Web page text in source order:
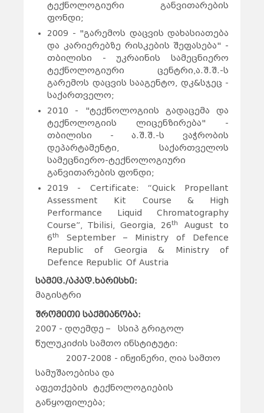
ტექნოლოგიური განვითარების
ფონდი;
2009 - "გარემოს დაცვის დახასიათება
და კარიერებზე რისკების შეფასება" -
თბილისი - უკრაინის სამეცნიერო
ტექნოლოგიური ცენტრი,ა.შ.შ.-ს
გარემოს დაცვის სააგენტო, დკ&სჯეც -
საქართველო;
2010 - "ტექნოლოგიის გადაცემა და
ტექნოლოგიის ლიცენზირება" -
თბილისი - ა.შ.შ.-ს ვაჭრობის
დეპარტამენტი, საქართველოს
სამეცნიერო-ტექნოლოგიური
განვითარების ფონდი;
2019 - Certificate: “Quick Propellant
Assessment Kit Course & High
Performance Liquid Chromatography
Course”, Tbilisi, Georgia, 26th
August to
6th
September – Ministry of Defence
Republic of Georgia & Ministry of
Defence Republic Of Austria
სამეც./აკად.ხარისხი:
მაგისტრი
შრომითი საქმიანობა:
2007 - დღემდე – სსიპ გრიგოლ
წულუკიძის სამთო ინსტიტუტი:
2007-2008 - ინჟინერი, ღია სამთო
სამუშაოებისა და
აფეთქების ტექნოლოგიების
განყოფილება;